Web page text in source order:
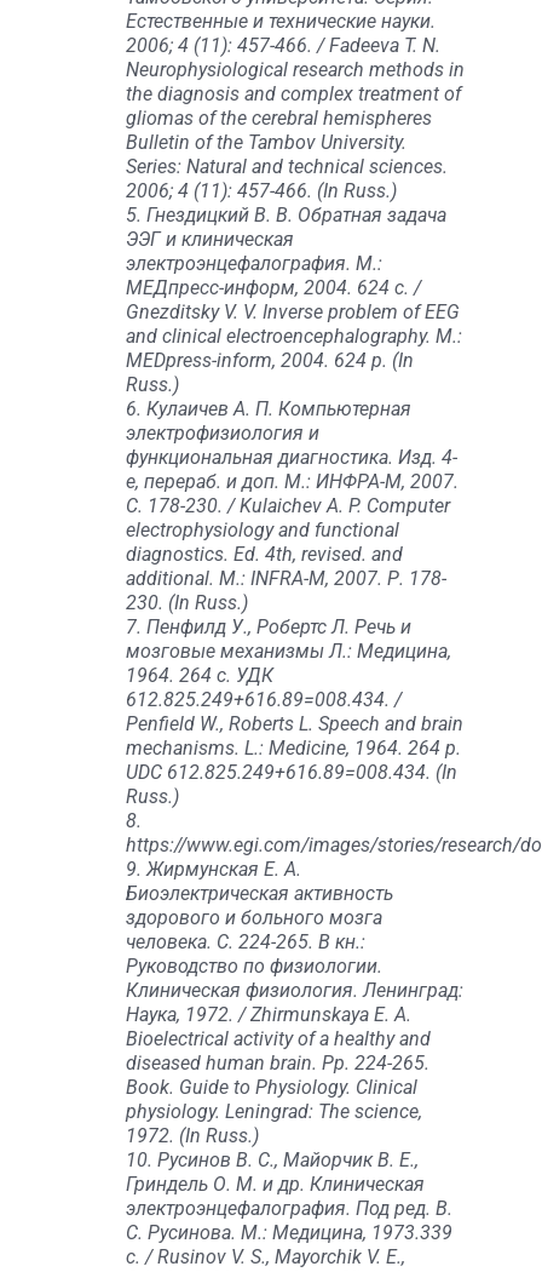
Естественные и технические науки.
2006; 4 (11): 457-466. / Fadeeva T. N.
Neurophysiological research methods in
the diagnosis and complex treatment of
gliomas of the cerebral hemispheres
Bulletin of the Tambov University.
Series: Natural and technical sciences.
2006; 4 (11): 457-466. (In Russ.)
5. Гнездицкий В. В. Обратная задача
ЭЭГ и клиническая
электроэнцефалография. М.:
МЕДпресс-информ, 2004. 624 с. /
Gnezditsky V. V. Inverse problem of EEG
and clinical electroencephalography. M.:
MEDpress-inform, 2004. 624 p. (In
Russ.)
6. Кулаичев А. П. Компьютерная
электрофизиология и
функциональная диагностика. Изд. 4-
е, перераб. и доп. М.: ИНФРА-М, 2007.
С. 178-230. / Kulaichev A. P. Computer
electrophysiology and functional
diagnostics. Ed. 4th, revised. and
additional. M.: INFRA-M, 2007. Р. 178-
230. (In Russ.)
7. Пенфилд У., Робертс Л. Речь и
мозговые механизмы Л.: Медицина,
1964. 264 с. УДК
612.825.249+616.89=008.434. /
Penfield W., Roberts L. Speech and brain
mechanisms. L.: Medicine, 1964. 264 p.
UDC 612.825.249+616.89=008.434. (In
Russ.)
8.
https://www.egi.com/images/stories/research/
9. Жирмунская Е. А.
Биоэлектрическая активность
здорового и больного мозга
человека. С. 224-265. В кн.:
Руководство по физиологии.
Клиническая физиология. Ленинград:
Наука, 1972. / Zhirmunskaya E. A.
Bioelectrical activity of a healthy and
diseased human brain. Рp. 224-265.
Book. Guide to Physiology. Clinical
physiology. Leningrad: The science,
1972. (In Russ.)
10. Русинов В. С., Майорчик В. Е.,
Гриндель О. М. и др. Клиническая
электроэнцефалография. Под ред. В.
С. Русинова. М.: Медицина, 1973.339
с. / Rusinov V. S., Mayorchik V. E.,